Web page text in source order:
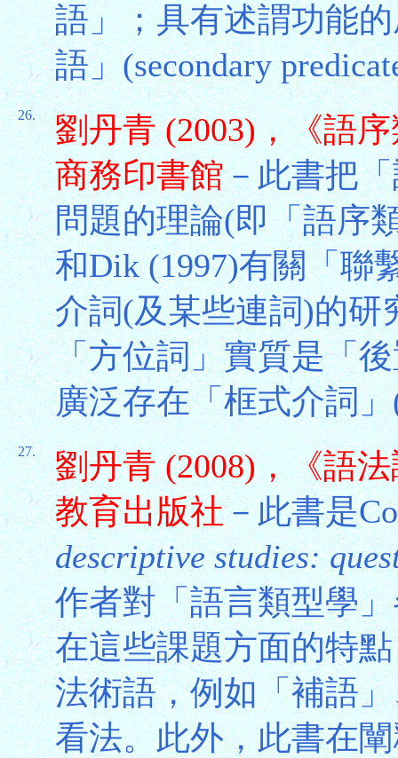
語」；具有述謂功能
語」(secondary
26.
劉丹青 (2003)，《語
商務印書館－此書把
問題的理論(即「語序
和Dik (1997)有關「聯
介詞(及某些連詞)的研
「方位詞」實質是「
廣泛存在「框式介詞
27.
劉丹青 (2008)，《語
教育出版社－此書是
descriptive studies:
作者對「語言類型學
在這些課題方面的特
法術語，例如「補語
看法。此外，此書在